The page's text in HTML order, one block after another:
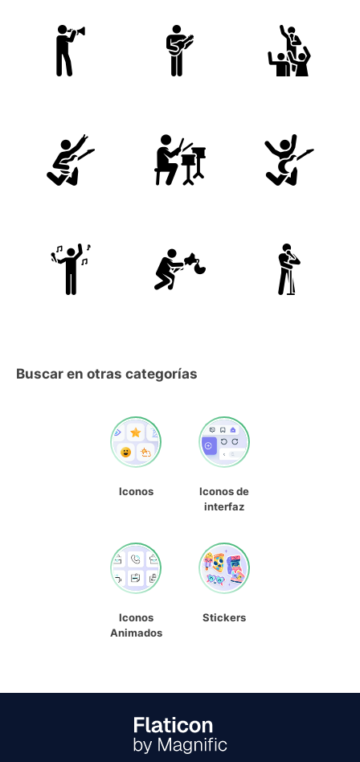
Buscar en otras categorías
Iconos
Iconos de
interfaz
Iconos
Animados
Stickers